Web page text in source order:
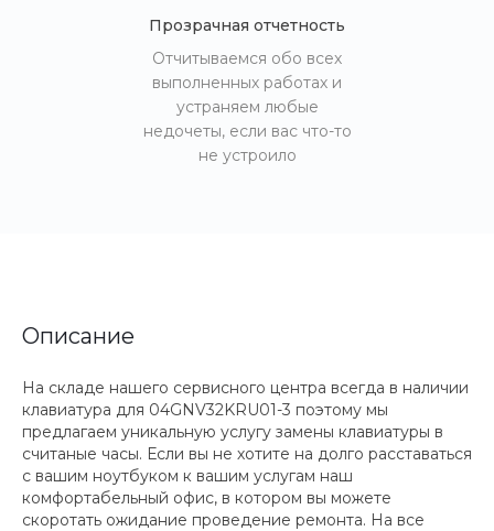
Прозрачная отчетность
Отчитываемся обо всех
выполненных работах и
устраняем любые
недочеты, если вас что-то
не устроило
Описание
На складе нашего сервисного центра всегда в наличии
клавиатура для 04GNV32KRU01-3 поэтому мы
предлагаем уникальную услугу замены клавиатуры в
считаные часы. Если вы не хотите на долго расставаться
с вашим ноутбуком к вашим услугам наш
комфортабельный офис, в котором вы можете
скоротать ожидание проведение ремонта. На все